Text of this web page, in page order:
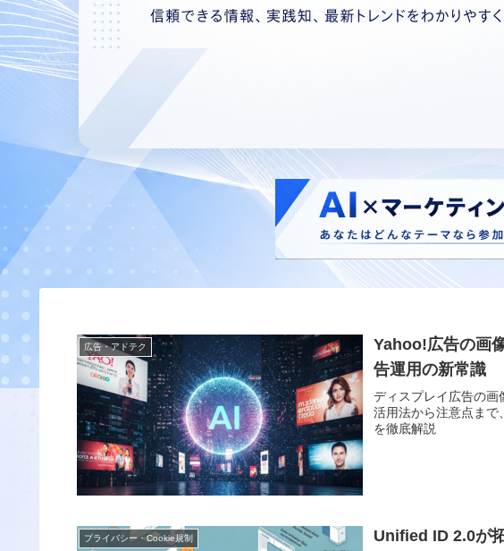
広告・アドテク
Yahoo!広告の画
告運用の新常識
ディスプレイ広告の画
活用法から注意点まで
を徹底解説
プライバシー・Cookie規制
Unified ID 2.0が